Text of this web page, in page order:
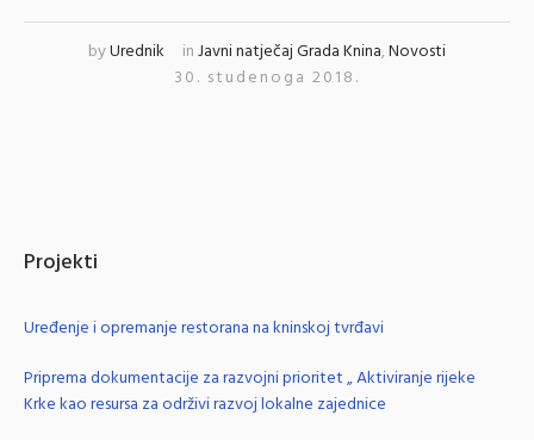
byUrednik inJavni natječaj Grada Knina,Novosti
30. studenoga 2018.
Projekti
Uređenje i opremanje restorana na kninskoj tvrđavi
Priprema dokumentacije za razvojni prioritet „ Aktiviranje rijeke
Krke kao resursa za održivi razvoj lokalne zajednice